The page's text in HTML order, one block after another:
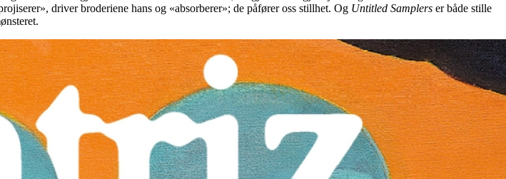
driver broderiene hans og «absorberer»; de påfører oss stillhet. Og Untitled Samplers er både stille